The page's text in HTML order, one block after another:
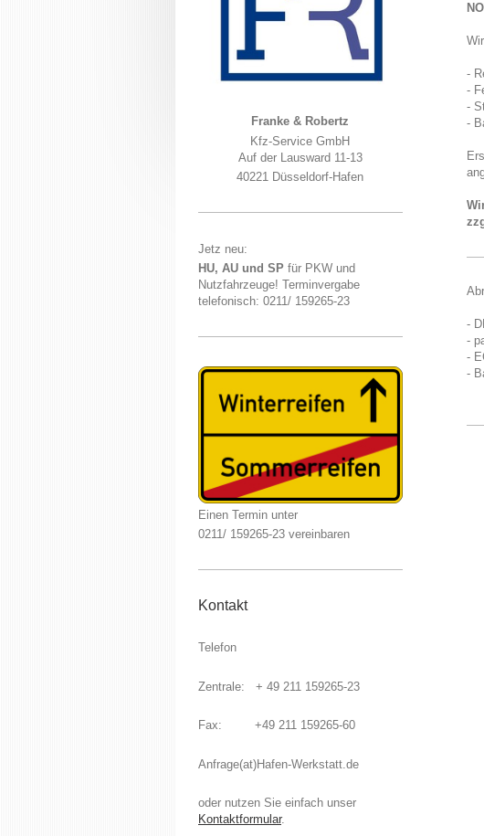
-
-
-
-
-
-
-
-
Franke & Robertz
Kfz-Service GmbH
Auf der Lausward 11-13
40221 Düsseldorf-Hafen
Jetz neu:
HU, AU und SP für PKW und
Nutzfahrzeuge! Terminvergabe
telefonisch: 0211/ 159265-23
Einen Termin unter
0211/ 159265-23 vereinbaren
Kontakt
Telefon
Zentrale: + 49 211 159265-23
Fax: +49 211 159265-60
Anfrage(at)Hafen-Werkstatt.de
oder nutzen Sie einfach unser
Kontaktformular.